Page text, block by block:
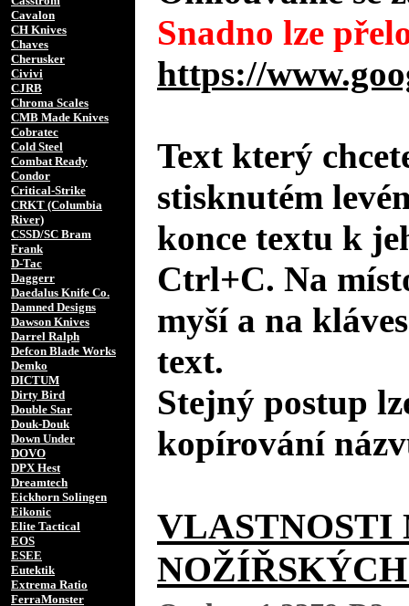
Cavalon
CH Knives
Chaves
Cherusker
Civivi
CJRB
Chroma Scales
CMB Made Knives
Cobratec
Cold Steel
Combat Ready
Condor
Critical-Strike
CRKT (Columbia
River)
CSSD/SC Bram
Frank
D-Tac
Daggerr
Daedalus Knife Co.
Damned Designs
Dawson Knives
Darrel Ralph
Defcon Blade Works
Demko
DICTUM
Dirty Bird
Double Star
Douk-Douk
Down Under
DOVO
DPX Hest
Dreamtech
Eickhorn Solingen
Eikonic
Elite Tactical
EOS
ESEE
Eutektik
Extrema Ratio
FerraMonster
Snadno lze
https://
Text který
stisknutém
konce textu k
Ctrl+C. Na
myší a na
text.
Stejný postup
kopírování
VLASTNOSTI